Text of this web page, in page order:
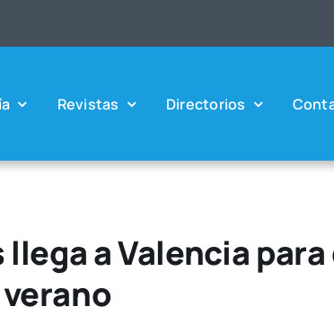
Revis­tas Direc­to­rios
a Valencia para